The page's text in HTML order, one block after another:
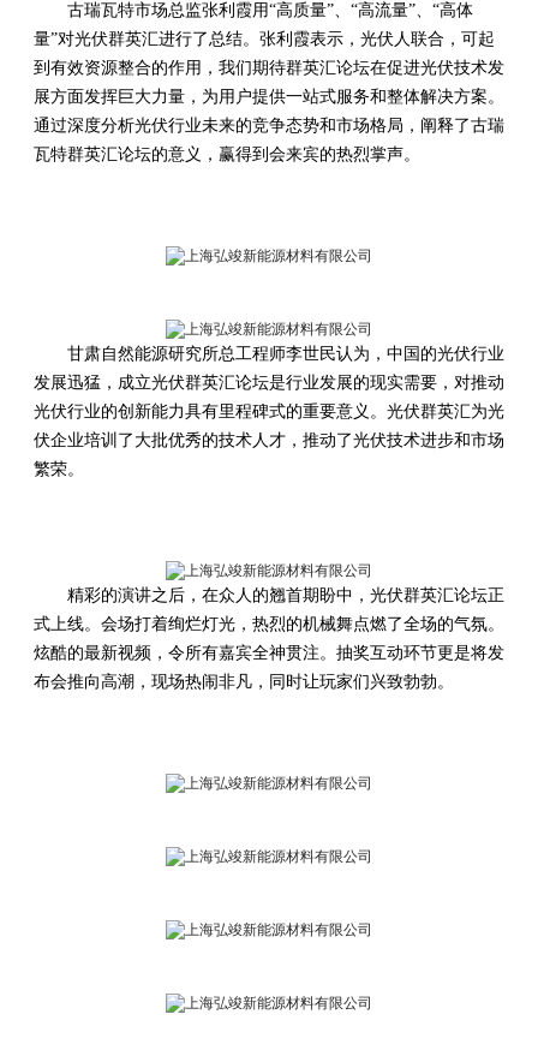
古瑞瓦特市场总监张利霞用“高质量”、“高流量”、“高体
量”对光伏群英汇进行了总结。张利霞表示，光伏人联合，可起
到有效资源整合的作用，我们期待群英汇论坛在促进光伏技术发
展方面发挥巨大力量，为用户提供一站式服务和整体解决方案。
通过深度分析光伏行业未来的竞争态势和市场格局，阐释了古瑞
瓦特群英汇论坛的意义，赢得到会来宾的热烈掌声。
甘肃自然能源研究所总工程师李世民认为，中国的光伏行业
发展迅猛，成立光伏群英汇论坛是行业发展的现实需要，对推动
光伏行业的创新能力具有里程碑式的重要意义。光伏群英汇为光
伏企业培训了大批优秀的技术人才，推动了光伏技术进步和市场
繁荣。
精彩的演讲之后，在众人的翘首期盼中，光伏群英汇论坛正
式上线。会场打着绚烂灯光，热烈的机械舞点燃了全场的气氛。
炫酷的最新视频，令所有嘉宾全神贯注。抽奖互动环节更是将发
布会推向高潮，现场热闹非凡，同时让玩家们兴致勃勃。